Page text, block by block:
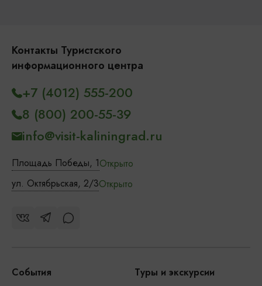
Контакты Туристского
информационного центра
Площадь Победы, 1Открыто
ул. Октябрьская, 2/3Открыто
+7 (4012) 555-200
8 (800) 200-55-39
info@visit-kaliningrad.ru
События
Туры и экскурсии